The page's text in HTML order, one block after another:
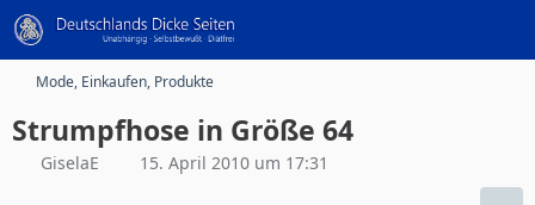
Mode, Einkaufen, Produkte
Strumpfhose in Größe 64
GiselaE 15. April 2010 um 17:31